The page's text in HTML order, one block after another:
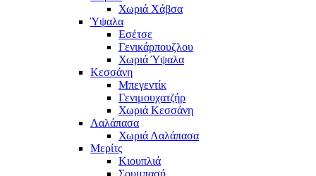
Χωριά Χάβσα
Ύψαλα
Εσέτσε
Γενικάρπουζλου
Χωριά Ύψαλα
Κεσσάνη
Μπεγεντίκ
Γενιμουχατζήρ
Χωριά Κεσσάνη
Λαλάπασα
Χωριά Λαλάπασα
Μερίτς
Κιουπλιά
Σουμπασή